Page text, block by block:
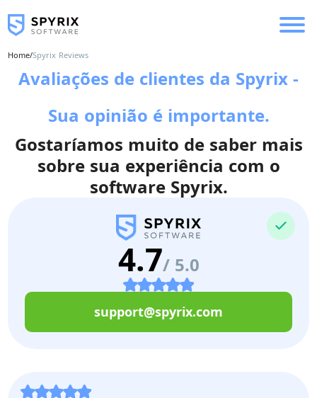
Home/Spyrix Reviews
Avaliações de clientes da Spyrix -
Sua opinião é importante.
Gostaríamos muito de saber mais
sobre sua experiência com o
software Spyrix.
4.7/ 5.0
support@spyrix.com